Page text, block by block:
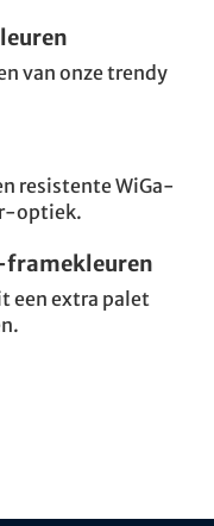
van onze trendy
resistente WiGa-
optiek.
framekleuren
een extra palet